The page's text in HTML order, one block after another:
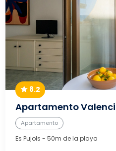
8.2
Apartamento
Apartamento
Es Pujols - 50m de la playa